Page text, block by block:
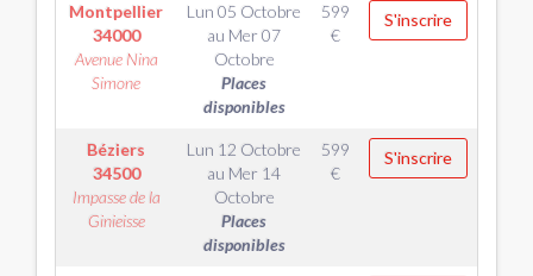
Montpellier
34000
Avenue Nina
Simone
Lun 05 Octobre
au Mer 07
Octobre
Places
disponibles
599
€
S'inscrire
Béziers
34500
Impasse de la
Ginieisse
Lun 12 Octobre
au Mer 14
Octobre
Places
disponibles
599
€
S'inscrire